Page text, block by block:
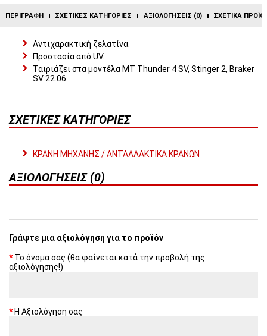
ΠΕΡΙΓΡΑΦΉ ΣΧΕΤΙΚΈΣ ΚΑΤΗΓΟΡΊΕΣ ΑΞΙΟΛΟΓΉΣΕΙΣ (0) ΣΧΕΤΙΚΆ
Αντιχαρακτική ζελατίνα.
Προστασία από UV.
Ταιριάζει στα μοντέλα MT Thunder 4 SV, Stinger 2, Braker
SV 22.06
ΣΧΕΤΙΚΈΣ ΚΑΤΗΓΟΡΊΕΣ
ΚΡΑΝΗ ΜΗΧΑΝΗΣ / ΑΝΤΑΛΛΑΚΤΙΚΑ ΚΡΑΝΩΝ
ΑΞΙΟΛΟΓΉΣΕΙΣ (0)
Γράψτε μια αξιολόγηση για το προϊόν
Το όνομα σας (θα φαίνεται κατά την προβολή της
αξιολόγησης!)
Η Αξιολόγηση σας